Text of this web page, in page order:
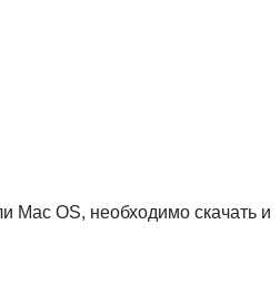
Mac OS, необходимо скачать и